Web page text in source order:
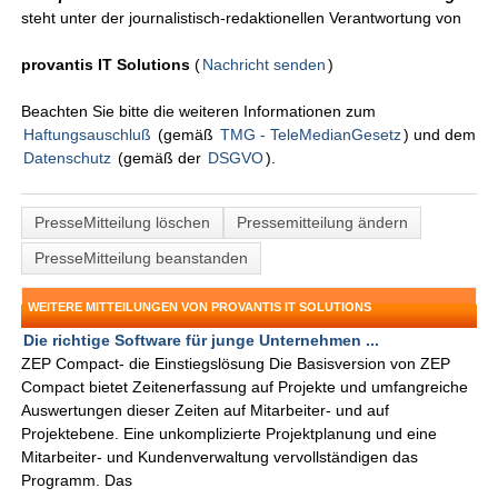
steht unter der journalistisch-redaktionellen Verantwortung von
provantis IT Solutions (Nachricht senden )
Beachten Sie bitte die weiteren Informationen zum
Haftungsauschluß (gemäß TMG - TeleMedianGesetz) und dem
Datenschutz (gemäß der DSGVO).
PresseMitteilung löschen
Pressemitteilung ändern
PresseMitteilung beanstanden
WEITERE MITTEILUNGEN VON PROVANTIS IT SOLUTIONS
Die richtige Software für junge Unternehmen ...
ZEP Compact- die Einstiegslösung Die Basisversion von ZEP
Compact bietet Zeitenerfassung auf Projekte und umfangreiche
Auswertungen dieser Zeiten auf Mitarbeiter- und auf
Projektebene. Eine unkomplizierte Projektplanung und eine
Mitarbeiter- und Kundenverwaltung vervollständigen das
Programm. Das